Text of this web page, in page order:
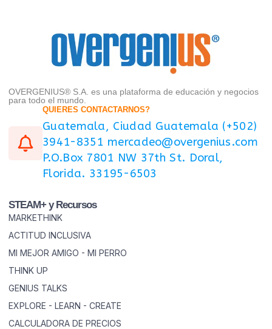
OVERGENIUS® S.A. es una plataforma de educación y negocios
para todo el mundo.
QUIERES CONTACTARNOS?
Guatemala, Ciudad Guatemala (+502)
3941-8351 mercadeo@overgenius.com
P.O.Box 7801 NW 37th St. Doral,
Florida. 33195-6503
STEAM+ y Recursos
MARKETHINK
ACTITUD INCLUSIVA
MI MEJOR AMIGO - MI PERRO
THINK UP
GENIUS TALKS
EXPLORE - LEARN - CREATE
CALCULADORA DE PRECIOS